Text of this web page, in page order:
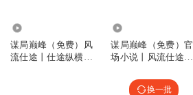
谋局巅峰（免费）风
流仕途丨仕途纵横丨
谋局巅峰（免费）官
场小说丨风流仕途丨
换一批